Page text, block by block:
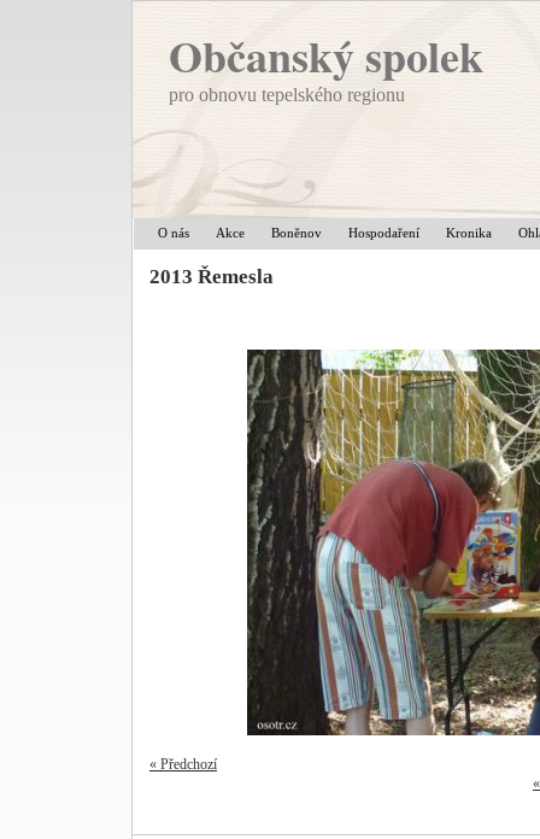
Občanský spolek
pro obnovu tepelského regionu
O nás Akce Boněnov Hospodaření Kronika
2013 Řemesla
« Předchozí